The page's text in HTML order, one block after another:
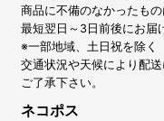
商品に不備のなかったも
最短翌日～3日前後にお届
※一部地域、土日祝を除く
交通状況や天候により配
ご了承下さい。
ネコポス